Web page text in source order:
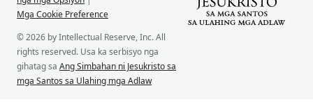
Mga Cookie Preference
© 2026 by Intellectual Reserve, Inc. All
rights reserved. Usa ka serbisyo nga
gihatag sa Ang Simbahan ni Jesukristo sa
mga Santos sa Ulahing mga Adlaw